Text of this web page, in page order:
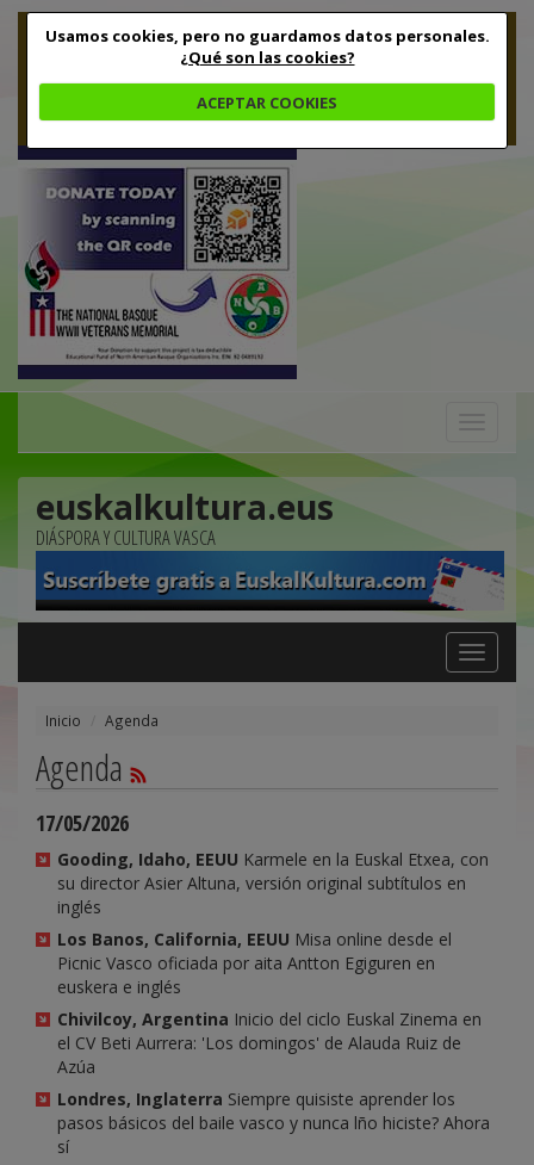
Usamos cookies, pero no guardamos datos personales.
¿Qué son las cookies?
ACEPTAR COOKIES
euskalkultura.eus
DIÁSPORA Y CULTURA VASCA
Toggle
navigation
Inicio Agenda
Agenda
17/05/2026
Gooding, Idaho, EEUU Karmele en la Euskal Etxea, con
su director Asier Altuna, versión original subtítulos en
inglés
Los Banos, California, EEUU Misa online desde el
Picnic Vasco oficiada por aita Antton Egiguren en
euskera e inglés
Chivilcoy, Argentina Inicio del ciclo Euskal Zinema en
el CV Beti Aurrera: 'Los domingos' de Alauda Ruiz de
Azúa
Londres, Inglaterra Siempre quisiste aprender los
pasos básicos del baile vasco y nunca lño hiciste? Ahora
sí